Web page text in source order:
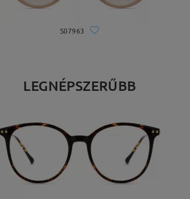
S07963
LEGNÉPSZERŰBB